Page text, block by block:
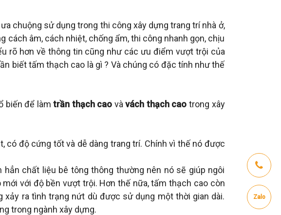
Zalo
chuộng sử dụng trong thi công xây dựng trang trí nhà ở,
cách âm, cách nhiệt, chống ẩm, thi công nhanh gọn, chịu
rõ hơn về thông tin cũng như các ưu điểm vượt trội của
biết tấm thạch cao là gì ? Và chúng có đặc tính như thế
biến để làmtrần thạch cao vàvách thạch cao trong xây
có độ cứng tốt và dễ dàng trang trí. Chính vì thế nó được
chất liệu bê tông thông thường nên nó sẽ giúp ngôi
với độ bền vượt trội. Hơn thế nữa, tấm thạch cao còn
ra tình trạng nứt dù được sử dụng một thời gian dài.
trong ngành xây dựng.